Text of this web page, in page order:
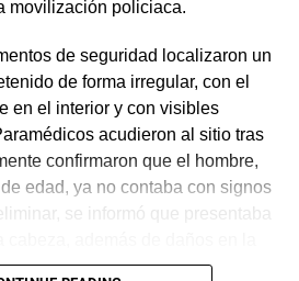
movilización policiaca.
de seguridad localizaron un
de forma irregular, con el
en el interior y con visibles
acudieron al sitio tras
confirmaron que el hombre,
edad, ya no contaba con signos
se informó que presentaba